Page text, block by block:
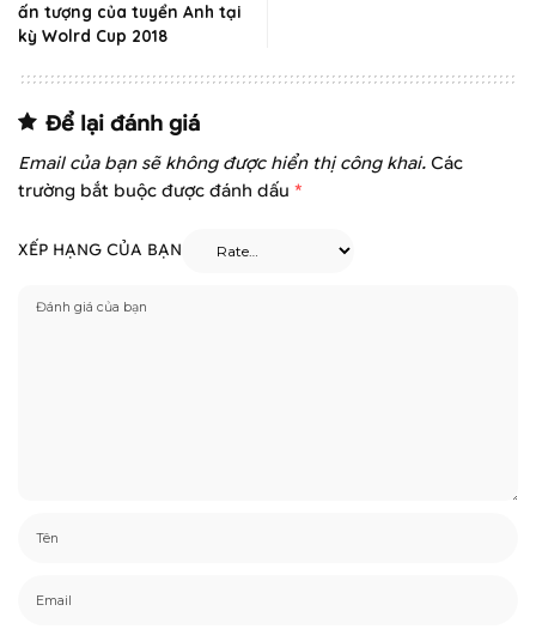
ấn tượng của tuyển Anh tại
kỳ Wolrd Cup 2018
Để lại đánh giá
Email của bạn sẽ không được hiển thị công khai. Các
trường bắt buộc được đánh dấu *
XẾP HẠNG CỦA BẠN